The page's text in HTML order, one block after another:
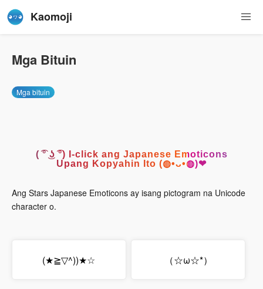
Kaomoji
Mga Bituin
Mga bituin
( ͡° ͜ʖ ͡°) I-click ang Japanese Emoticons
Upang Kopyahin Ito (◍•ᴗ•◍)❤
Ang Stars Japanese Emoticons ay isang pictogram na Unicode
character o.
(★≧▽^))★☆ （☆ω☆*）